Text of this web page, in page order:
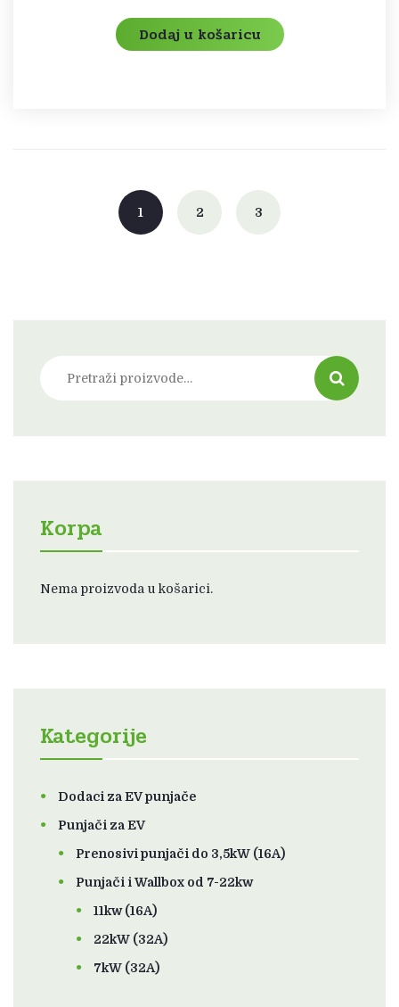
Dodaj u košaricu
1 2 3
Korpa
Nema proizvoda u košarici.
Kategorije
Dodaci za EV punjače
Punjači za EV
Prenosivi punjači do 3,5kW (16A)
Punjači i Wallbox od 7-22kw
11kw (16A)
22kW (32A)
7kW (32A)